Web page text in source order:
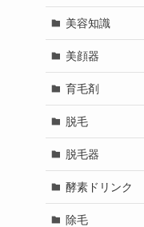
美容知識
美顔器
育毛剤
脱毛
脱毛器
酵素ドリンク
除毛